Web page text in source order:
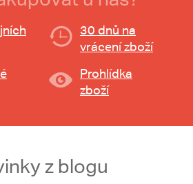
30 dnů na
vrácení zboží
Prohlídka
zboží
z blogu